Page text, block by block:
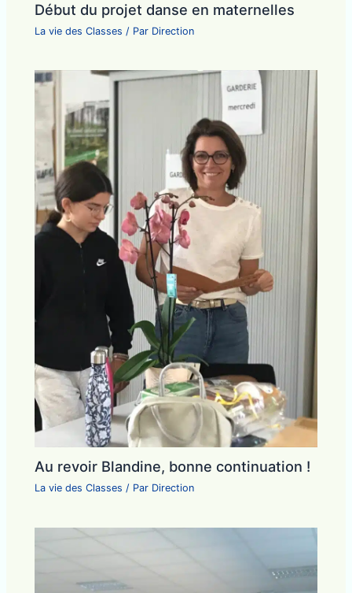
Début du projet danse en maternelles
La vie des Classes / Par Direction
Au revoir Blandine, bonne continuation !
La vie des Classes / Par Direction